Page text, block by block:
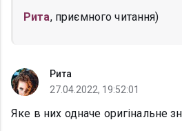
Рита, приємного читання)
Рита
27.04.2022, 19:52:01
Яке в них одначе оригінальне